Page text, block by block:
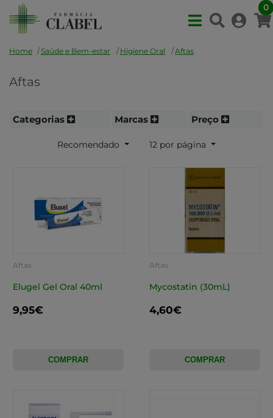
0
Home Saúde e Bem-estar Higiene Oral Aftas
Aftas
Categorias Marcas Preço
Recomendado 12 por página
Aftas
Elugel Gel Oral 40ml
9,95€
COMPRAR
Aftas
Mycostatin (30mL)
4,60€
COMPRAR